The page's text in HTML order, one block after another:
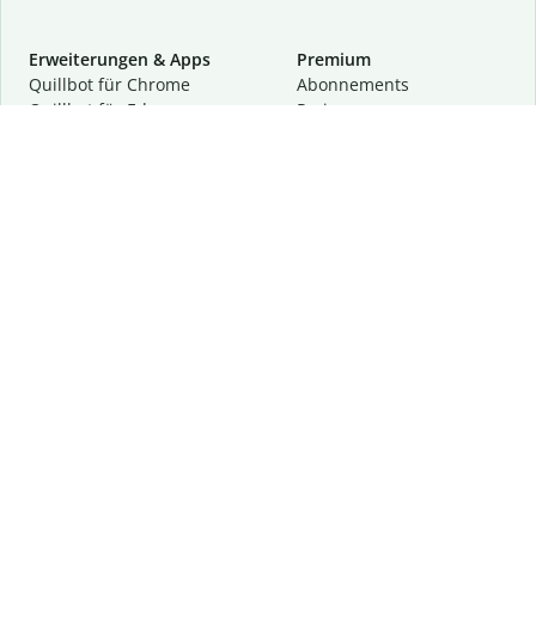
Erweiterungen & Apps
Quillbot für Chrome
Quillbot für Edge
Premium
Abon­ne­ments
Preise